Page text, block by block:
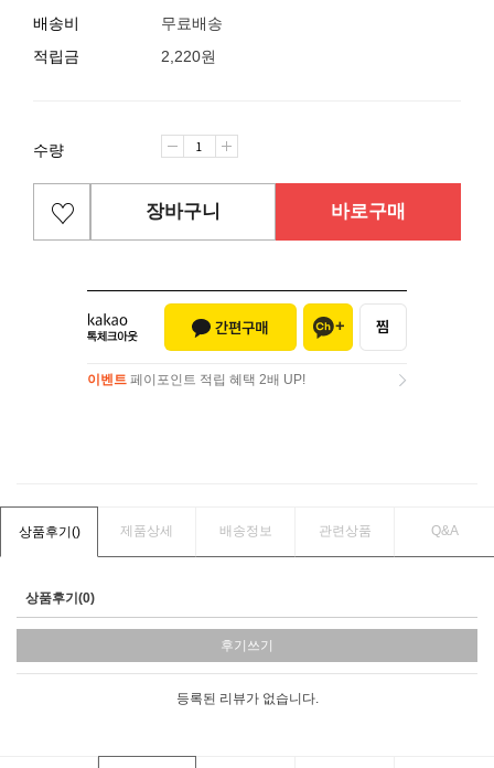
배송비
무료배송
적립금
2,220원
수량
장바구니 바로구매
이벤트 페이포인트 적립 혜택 2배 UP!
상품후기() 제품상세 배송정보 관련상품 Q&A
상품후기(0)
후기쓰기
등록된 리뷰가 없습니다.